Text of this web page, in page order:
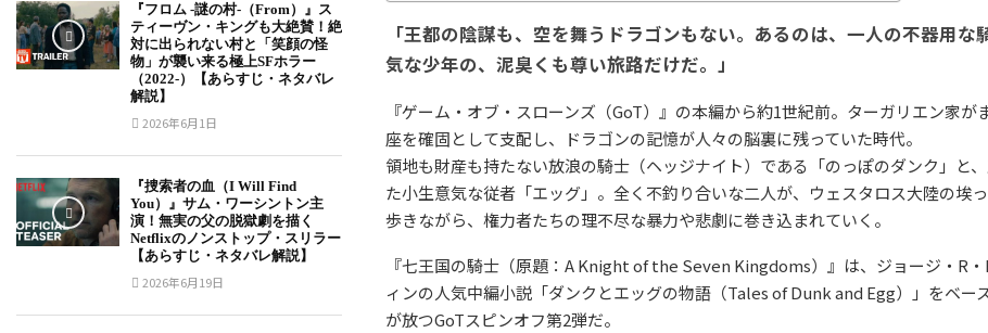
「王都の陰謀も、空を舞うドラゴンもない。あるのは、一人の不器用な
気な少年の、泥臭くも尊い旅路だけだ。」
『ゲーム・オブ・スローンズ（GoT）』の本編から約1世紀前。ターガリエン家が
座を確固として支配し、ドラゴンの記憶が人々の脳裏に残っていた時代。
領地も財産も持たない放浪の騎士（ヘッジナイト）である「のっぽのダンク」と
た小生意気な従者「エッグ」。全く不釣り合いな二人が、ウェスタロス大陸の埃
歩きながら、権力者たちの理不尽な暴力や悲劇に巻き込まれていく。
『七王国の騎士（原題：A Knight of the Seven Kingdoms）』は、ジョージ・R
ィンの人気中編小説「ダンクとエッグの物語（Tales of Dunk and Egg）」をベー
が放つGoTスピンオフ第2弾だ。
『フロム -謎の村-（From）』ス
ティーヴン・キングも大絶賛！絶
対に出られない村と「笑顔の怪
物」が襲い来る極上SFホラー
（2022-）【あらすじ・ネタバレ
解説】
2026年6月1日
『捜索者の血（I Will Find
You）』サム・ワーシントン主
演！無実の父の脱獄劇を描く
Netflixのノンストップ・スリラー
【あらすじ・ネタバレ解説】
2026年6月19日